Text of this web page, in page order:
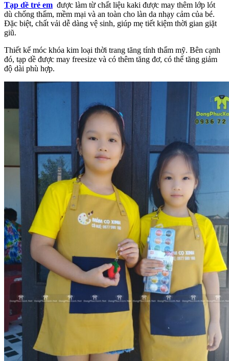
Tạp dề trẻ em được làm từ chất liệu kaki được may thêm lớp lót
dù chống thấm, mềm mại và an toàn cho làn da nhạy cảm của bé.
Đặc biệt, chất vải dễ dàng vệ sinh, giúp mẹ tiết kiệm thời gian giặt
giũ.
Thiết kế móc khóa kim loại thời trang tăng tính thẩm mỹ. Bên cạnh
đó, tạp dề được may freesize và có thêm tăng đơ, có thể tăng giảm
độ dài phù hợp.